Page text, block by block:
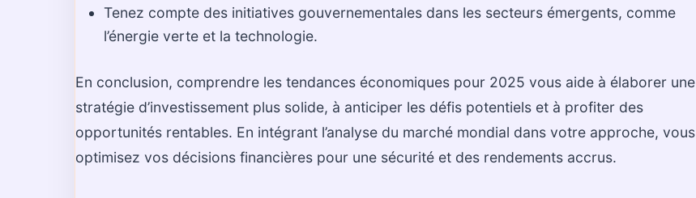
Tenez compte des initiatives gouvernementales dans les secteurs émergents, comme
l’énergie verte et la technologie.
En conclusion, comprendre les tendances économiques pour 2025 vous aide à élaborer une
stratégie d’investissement plus solide, à anticiper les défis potentiels et à profiter des
opportunités rentables. En intégrant l’analyse du marché mondial dans votre approche, vous
optimisez vos décisions financières pour une sécurité et des rendements accrus.